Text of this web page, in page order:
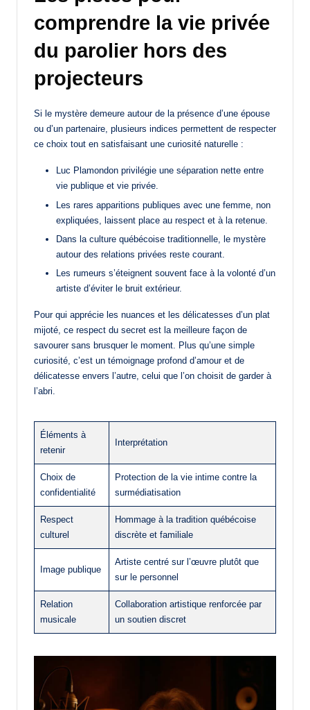
comprendre la vie privée
du parolier hors des
projecteurs
Si le mystère demeure autour de la présence d’une épouse
ou d’un partenaire, plusieurs indices permettent de respecter
ce choix tout en satisfaisant une curiosité naturelle :
Luc Plamondon privilégie une séparation nette entre
vie publique et vie privée.
Les rares apparitions publiques avec une femme, non
expliquées, laissent place au respect et à la retenue.
Dans la culture québécoise traditionnelle, le mystère
autour des relations privées reste courant.
Les rumeurs s’éteignent souvent face à la volonté d’un
artiste d’éviter le bruit extérieur.
Pour qui apprécie les nuances et les délicatesses d’un plat
mijoté, ce respect du secret est la meilleure façon de
savourer sans brusquer le moment. Plus qu’une simple
curiosité, c’est un témoignage profond d’amour et de
délicatesse envers l’autre, celui que l’on choisit de garder à
l’abri.
Éléments à
retenir
Interprétation
Choix de
confidentialité
Protection de la vie intime contre la
surmédiatisation
Respect
culturel
Hommage à la tradition québécoise
discrète et familiale
Image publique
Artiste centré sur l’œuvre plutôt que
sur le personnel
Relation
musicale
Collaboration artistique renforcée par
un soutien discret